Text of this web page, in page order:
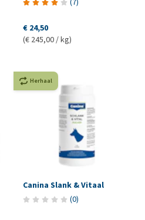
€ 24,50
(€ 245,00 / kg)
Herhaal
Canina Slank & Vitaal
(0)